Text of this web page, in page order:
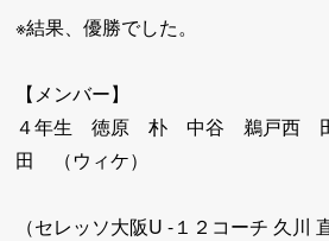
※結果、優勝でした。
【メンバー】
４年生 徳原 朴 中谷 鵜戸西
田 （ウィケ）
（セレッソ大阪U -１２コーチ 久川